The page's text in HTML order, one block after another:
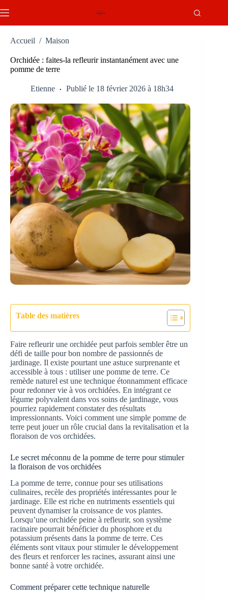
au
Accueil / Maison
Orchidée : faites-la refleurir instantanément avec une
pomme de terre
Etienne Publié le 18 février 2026 à 18h34
Table des matières
Faire refleurir une orchidée peut parfois sembler être un
défi de taille pour bon nombre de passionnés de
jardinage. Il existe pourtant une astuce surprenante et
accessible à tous : utiliser une pomme de terre. Ce
remède naturel est une technique étonnamment efficace
pour redonner vie à vos orchidées. En intégrant ce
légume polyvalent dans vos soins de jardinage, vous
pourriez rapidement constater des résultats
impressionnants. Voici comment une simple pomme de
terre peut jouer un rôle crucial dans la revitalisation et la
floraison de vos orchidées.
Le secret méconnu de la pomme de terre pour stimuler
la floraison de vos orchidées
La pomme de terre, connue pour ses utilisations
culinaires, recèle des propriétés intéressantes pour le
jardinage. Elle est riche en nutriments essentiels qui
peuvent dynamiser la croissance de vos plantes.
Lorsqu’une orchidée peine à refleurir, son système
racinaire pourrait bénéficier du phosphore et du
potassium présents dans la pomme de terre. Ces
éléments sont vitaux pour stimuler le développement
des fleurs et renforcer les racines, assurant ainsi une
bonne santé à votre orchidée.
Comment préparer cette technique naturelle